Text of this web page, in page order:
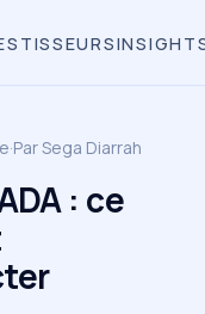
·ParSega Diarrah
: ce